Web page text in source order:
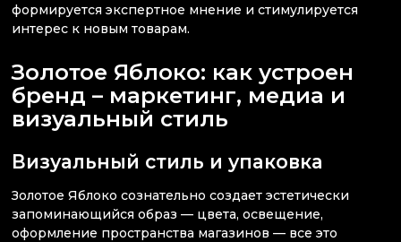
формируется экспертное мнение и стимулируется
интерес к новым товарам.
Золотое Яблоко: как устроен
бренд – маркетинг, медиа и
визуальный стиль
Визуальный стиль и упаковка
Золотое Яблоко сознательно создает эстетически
запоминающийся образ — цвета, освещение,
оформление пространства магазинов — все это